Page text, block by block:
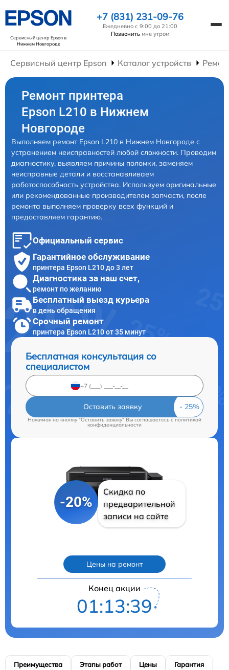
Сервисный центр Epsonв
Нижнем Новгороде
+7 (831) 231-09-76
Ежедневно с 9:00 до 21:00
Позвонить мне утром
Сервисный центр Epson Каталог устройств
Ремонт принтера
Epson L210 в Нижнем
Новгороде
Выполняем ремонт Epson L210 в Нижнем Новгороде с
устранением неисправностей любой сложности. Проводим
диагностику, выявляем причины поломки, заменяем
неисправные детали и восстанавливаем
работоспособность устройства. Используем оригинальные
или рекомендованные производителем запчасти, после
ремонта выполняем проверку всех функций и
предоставляем гарантию.
Официальный сервис
Гарантийное обслуживание
принтера Epson L210 до 3 лет
Диагностика за наш счет,
ремонт по желанию
Бесплатный выезд курьера
в день обращения
Срочный ремонт
принтера Epson L210 от 35 минут
Бесплатная консультация со
специалистом
Оставить заявку
Нажимая на кнопку "Оставить заявку" Вы соглашаетесь cполитикой
конфиденциальности
-20%
Скидка по
предварительной
записи на сайте
Цены на ремонт
Конец акции
01:13:39
Преимущества Этапы работ Цены Гарантия